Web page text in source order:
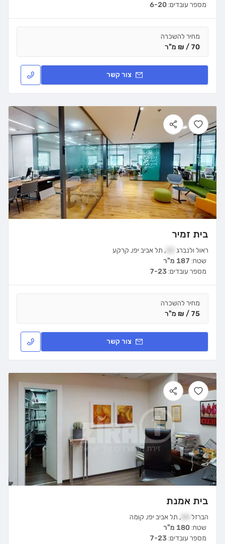
מספר עובדים:6-20
מחיר להשכרה
70 / ₪ מ"ר
צור קשר
בית זמיר
ראול ולנברג , תל אביב יפו, קרקע
שטח: 187 מ"ר
מספר עובדים:7-23
מחיר להשכרה
75 / ₪ מ"ר
צור קשר
בית אמנת
הברזל , תל אביב יפו, קומה
שטח:180 מ"ר
מספר עובדים:7-23